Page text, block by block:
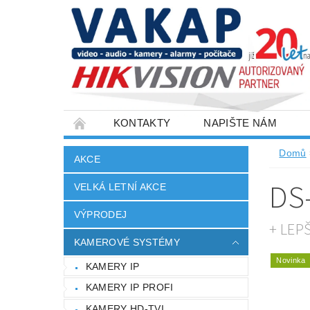
KONTAKTY NAPIŠTE NÁM
SLOVNÍK POJMŮ VELKOOBCHOD
AKCE
VELKÁ LETNÍ AKCE
VÝPRODEJ
KAMEROVÉ SYSTÉMY
KAMERY IP
KAMERY IP PROFI
Domů
+
Novinka